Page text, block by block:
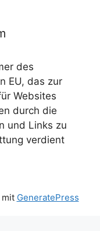
des
EU, das zur
Websites
durch die
und Links zu
verdient
mit GeneratePress